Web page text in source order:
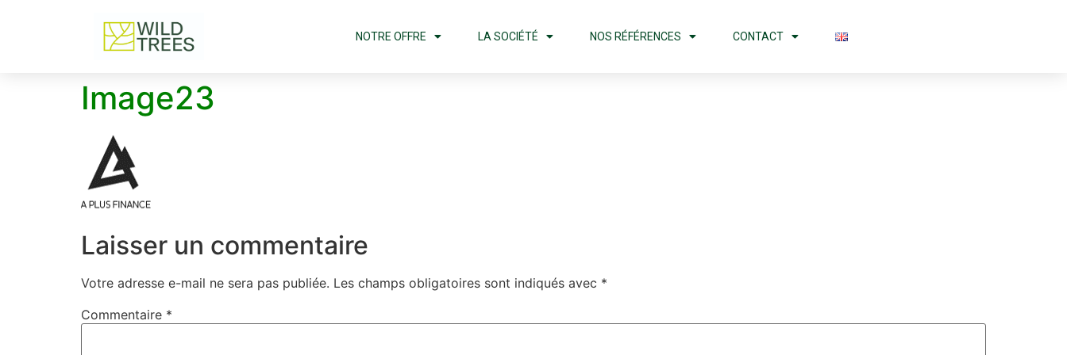
NOTRE OFFRE LA SOCIÉTÉ NOS RÉFÉRENCES CONTACT
Image23
Laisser un commentaire
Votre adresse e-mail ne sera pas publiée. Les champs obligatoires sont indiqués avec *
Commentaire *